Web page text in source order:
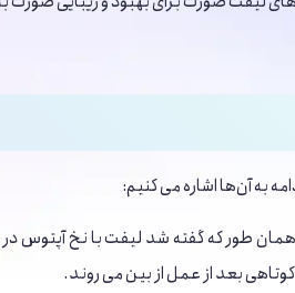
به آن‌ها اشاره می ‌کنیم:
طور که گفته شد لیفت با نخ آپتوس
بعد از عمل از بین می ‌روند.